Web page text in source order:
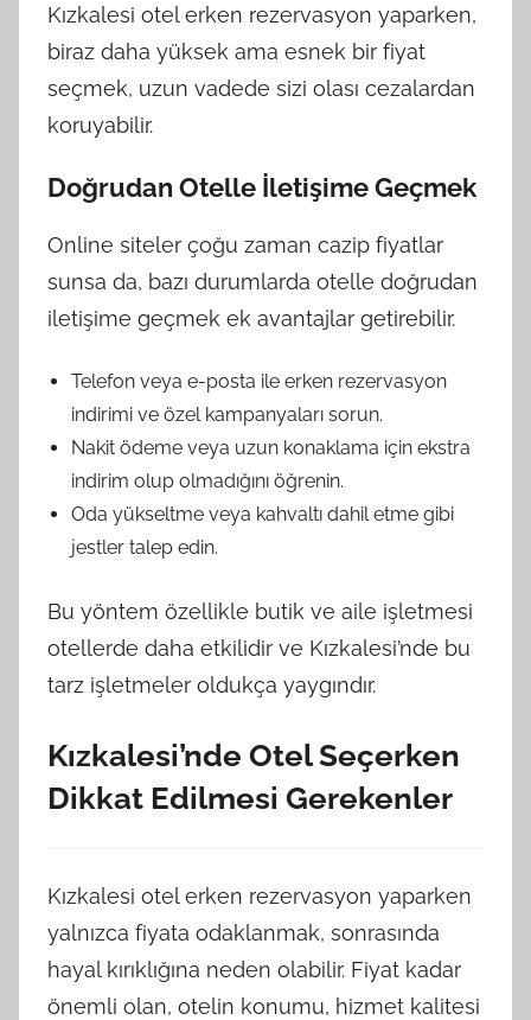
Kızkalesi otel erken rezervasyon yaparken,
biraz daha yüksek ama esnek bir fiyat
seçmek, uzun vadede sizi olası cezalardan
koruyabilir.
Doğrudan Otelle İletişime Geçmek
Online siteler çoğu zaman cazip fiyatlar
sunsa da, bazı durumlarda otelle doğrudan
iletişime geçmek ek avantajlar getirebilir.
Telefon veya e-posta ile erken rezervasyon
indirimi ve özel kampanyaları sorun.
Nakit ödeme veya uzun konaklama için ekstra
indirim olup olmadığını öğrenin.
Oda yükseltme veya kahvaltı dahil etme gibi
jestler talep edin.
Bu yöntem özellikle butik ve aile işletmesi
otellerde daha etkilidir ve Kızkalesi’nde bu
tarz işletmeler oldukça yaygındır.
Kızkalesi’nde Otel Seçerken
Dikkat Edilmesi Gerekenler
Kızkalesi otel erken rezervasyon yaparken
yalnızca fiyata odaklanmak, sonrasında
hayal kırıklığına neden olabilir. Fiyat kadar
önemli olan, otelin konumu, hizmet kalitesi